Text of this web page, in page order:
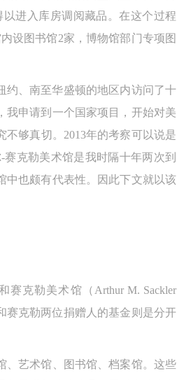
进入库房调阅藏品。在这个过程
设图书馆2家，博物馆部门专项图
约、南至华盛顿的地区内访问了十
我申请到一个国家项目，开始对美
够真切。2013年的考察可以说是
克勒美术馆是我时隔十年两次到
中也颇有代表性。因此下文就以该
克勒美术馆（Arthur M. Sackler
赛克勒两位捐赠人的基金则是分开
、艺术馆、图书馆、档案馆。这些